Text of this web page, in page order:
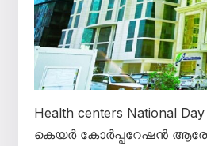
Health centers National
കെയർ കോർപ്പറേഷൻ